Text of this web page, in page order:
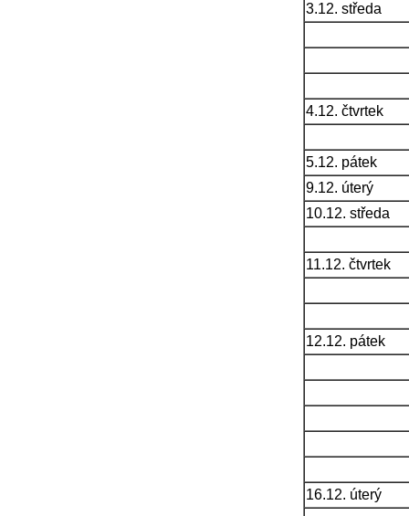
3.12. středa
4.12. čtvrtek
5.12. pátek
9.12. úterý
10.12. středa
11.12. čtvrtek
12.12. pátek
16.12. úterý